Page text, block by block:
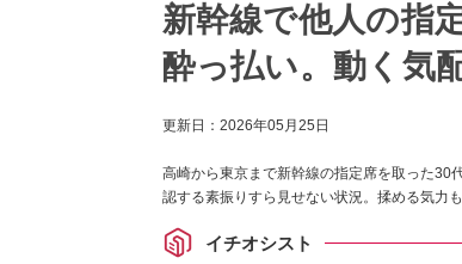
新幹線で他人の指
酔っ払い。動く気
更新日： 2026年05月25日
高崎から東京まで新幹線の指定席を取った30
認する素振りすら見せない状況。揉める気力
イチオシスト